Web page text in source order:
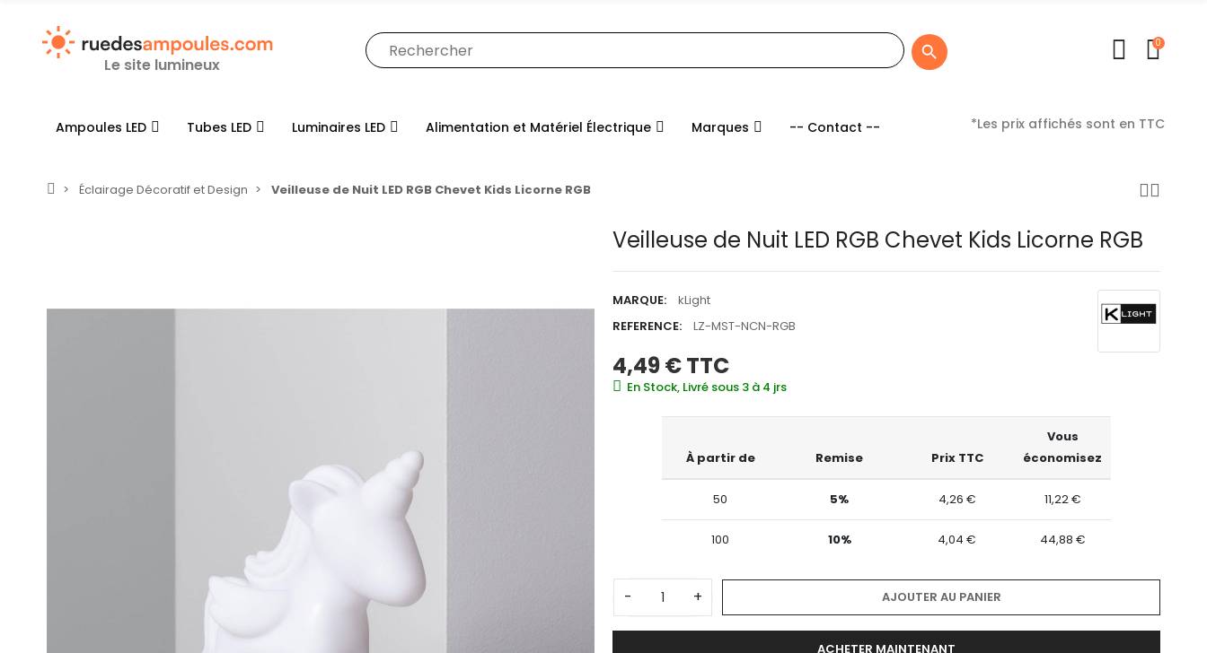
Le site lumineux

0
Ampoules LED Tubes LED Luminaires LED Alimentation et Matériel Électrique Marques -- Contact -- *Les prix affichés sont en TTC
Éclairage Décoratif et Design Veilleuse de Nuit LED RGB Chevet Kids Licorne RGB
Veilleuse de Nuit LED RGB Chevet Kids Licorne RGB
MARQUE:
kLight
REFERENCE:
LZ-MST-NCN-RGB
4,49 €TTC
En Stock, Livré sous 3 à 4 jrs
À partir de Remise Prix TTC
Vous
économisez
50 5% 4,26 € 11,22 €
100 10% 4,04 € 44,88 €
- + AJOUTER AU PANIER
ACHETER MAINTENANT